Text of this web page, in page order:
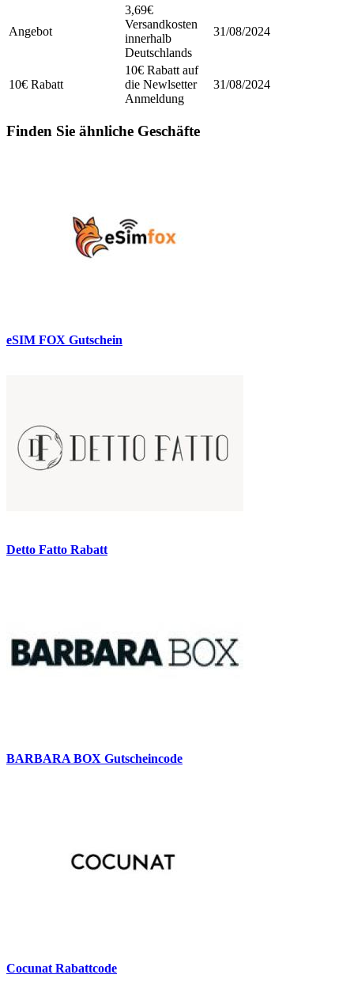
Angebot
3,69€
Versandkosten
innerhalb
Deutschlands
31/08/2024
10€ Rabatt
10€ Rabatt auf
die Newlsetter
Anmeldung
31/08/2024
Finden Sie ähnliche Geschäfte
eSIM FOX Gutschein
Detto Fatto Rabatt
BARBARA BOX Gutscheincode
Cocunat Rabattcode